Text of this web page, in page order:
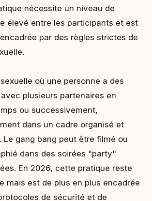
nécessite un niveau de
élevé entre les participants et est
par des règles strictes de
où une personne a des
plusieurs partenaires en
ou successivement,
dans un cadre organisé et
Le gang bang peut être filmé ou
dans des soirées "party"
En 2026, cette pratique reste
mais est de plus en plus encadrée
de sécurité et de